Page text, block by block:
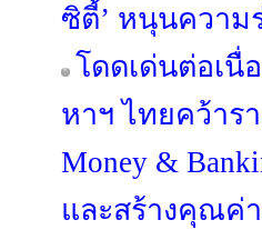
ซิตี้’ หนุนความ
โดดเด่นต่อเนื่
หาฯ ไทยคว้าร
Money &
และสร้างคุณค่